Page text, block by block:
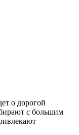
о дорогой
с большим